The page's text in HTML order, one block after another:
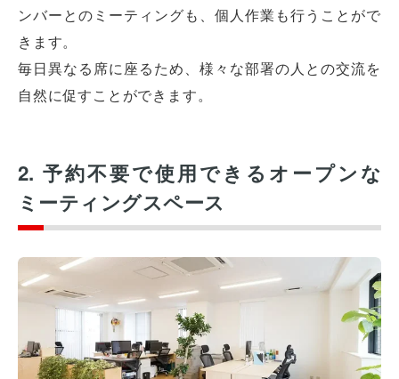
ンバーとのミーティングも、個人作業も行うことがで
きます。
毎日異なる席に座るため、様々な部署の人との交流を
自然に促すことができます。
2. 予約不要で使用できるオープンな
ミーティングスペース